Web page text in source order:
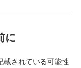
に
載されている可能性